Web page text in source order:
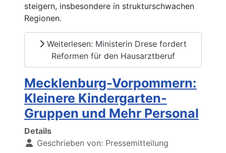
steigern, insbesondere in strukturschwachen
Regionen.
Weiterlesen: Ministerin Drese fordert
Reformen für den Hausarztberuf
Mecklenburg-Vorpommern:
Kleinere Kindergarten-
Gruppen und Mehr Personal
Details
Geschrieben von: Pressemitteilung